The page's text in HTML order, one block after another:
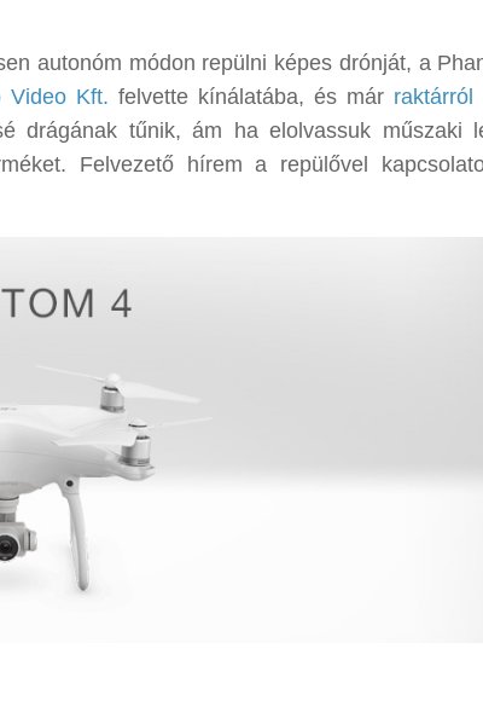
autonóm módon repülni képes drónját, a
Video Kft. felvette kínálatába, és már
drágának tűnik, ám ha elolvassuk műszaki
Felvezető hírem a repülővel